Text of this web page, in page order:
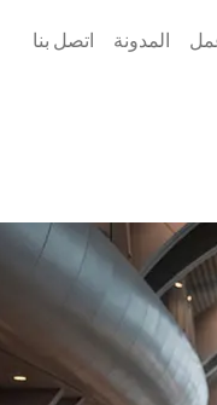
المدونة اتصل بنا